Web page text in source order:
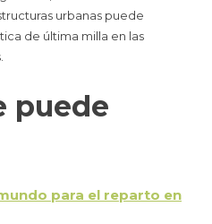
urbanas puede
de última milla en las
puede
para el reparto en